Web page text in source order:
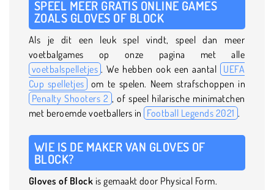
SPEEL MEER GRATIS ONLINE GAMES
ZOALS GLOVES OF BLOCK
Als je dit een leuk spel vindt, speel dan meer
voetbalgames op onze pagina met alle
voetbalspelletjes . We hebben ook een aantal UEFA
Cup spelletjes om te spelen. Neem strafschoppen in
Penalty Shooters 2 , of speel hilarische minimatchen
met beroemde voetballers in Football Legends 2021 .
WIE IS DE MAKER VAN GLOVES OF
BLOCK?
Gloves of Block is gemaakt door Physical Form.